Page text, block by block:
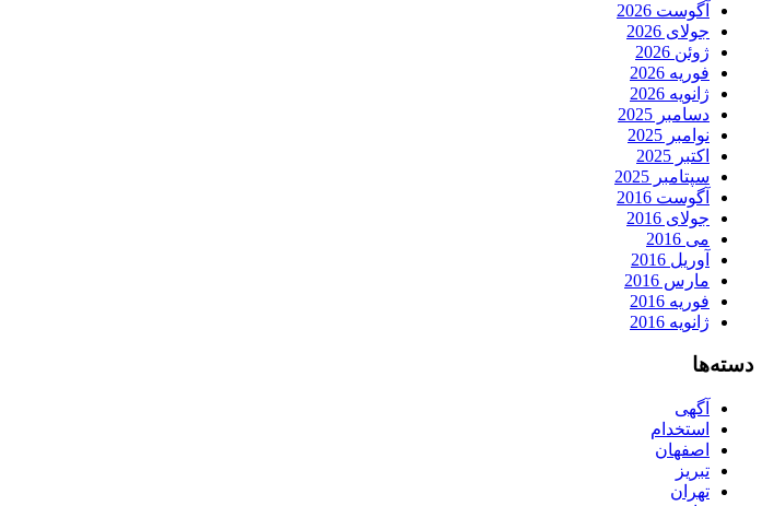
آگوست 2026
جولای 2026
ژوئن 2026
فوریه 2026
ژانویه 2026
دسامبر 2025
نوامبر 2025
اکتبر 2025
سپتامبر 2025
آگوست 2016
جولای 2016
می 2016
آوریل 2016
مارس 2016
فوریه 2016
ژانویه 2016
دسته‌ها
آگهی
استخدام
اصفهان
تبریز
تهران